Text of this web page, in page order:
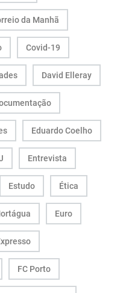
da Manhã
Covid-19
David Elleray
Eduardo Coelho
Entrevista
Estudo Ética
Euro
FC Porto